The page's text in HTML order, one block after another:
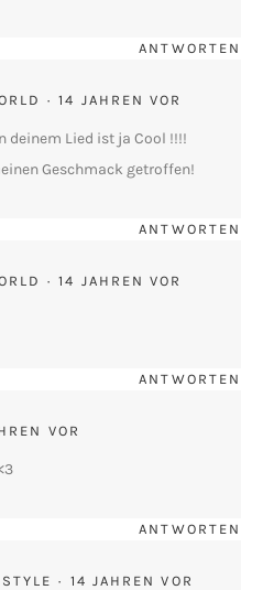
14 JAHREN VOR
ANTWORTEN
deinem Lied ist ja Cool !!!!
Geschmack getroffen!
14 JAHREN VOR
ANTWORTEN
VOR
ANTWORTEN
14 JAHREN VOR
ANTWORTEN